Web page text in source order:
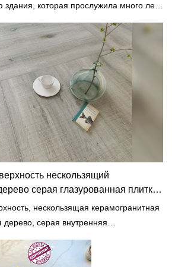
здания, которая прослужила много лет,
нескользящий
серая глазурованная плитка
нескользящая керамогранитная
серая внутренняя
на рынке, она имеет несравненные